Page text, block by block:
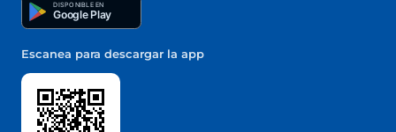
DISPONIBLE EN
Google Play
Escanea para descargar la app